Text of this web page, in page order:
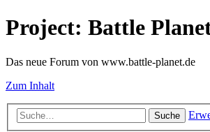
Project: Battle
Das neue Forum von www.battle-planet.de
Zum Inhalt
Suche